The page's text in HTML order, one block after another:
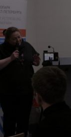
Председатель